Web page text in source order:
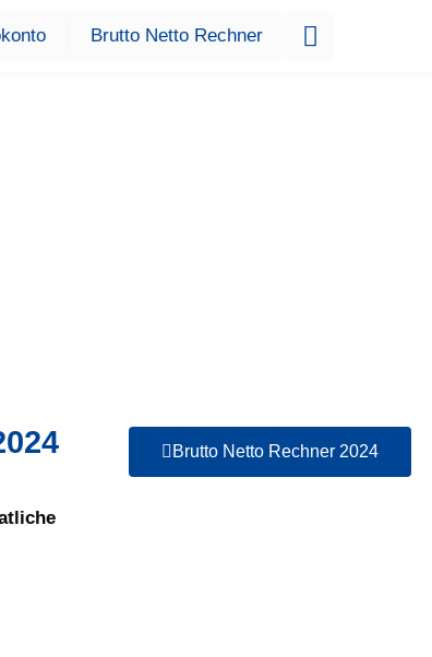
Brutto Netto Rechner
Brutto Netto Rechner 2024